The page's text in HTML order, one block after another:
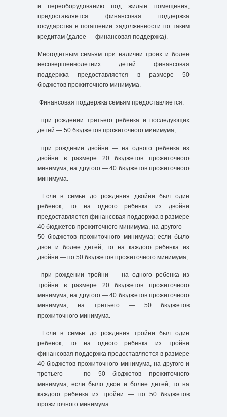
и переоборудованию под жилые помещения,
предоставляется финансовая поддержка
государства в погашении задолженности по таким
кредитам (далее — финансовая поддержка).
Многодетным семьям при наличии троих и более
несовершеннолетних детей финансовая
поддержка предоставляется в размере 50
бюджетов прожиточного минимума.
Финансовая поддержка семьям предоставляется:
при рождении третьего ребенка и последующих
детей — 50 бюджетов прожиточного минимума;
при рождении двойни — на одного ребенка из
двойни в размере 20 бюджетов прожиточного
минимума, на другого — 40 бюджетов прожиточного
минимума.
Если в семье до рождения двойни был один
ребенок, то на одного ребенка из двойни
предоставляется финансовая поддержка в размере
40 бюджетов прожиточного минимума, на другого —
50 бюджетов прожиточного минимума; если было
двое и более детей, то на каждого ребенка из
двойни — по 50 бюджетов прожиточного минимума;
при рождении тройни — на одного ребенка из
тройни в размере 20 бюджетов прожиточного
минимума, на другого — 40 бюджетов прожиточного
минимума, на третьего — 50 бюджетов
прожиточного минимума.
Если в семье до рождения тройни был один
ребенок, то на одного ребенка из тройни
финансовая поддержка предоставляется в размере
40 бюджетов прожиточного минимума, на другого и
третьего — по 50 бюджетов прожиточного
минимума; если было двое и более детей, то на
каждого ребенка из тройни — по 50 бюджетов
прожиточного минимума.